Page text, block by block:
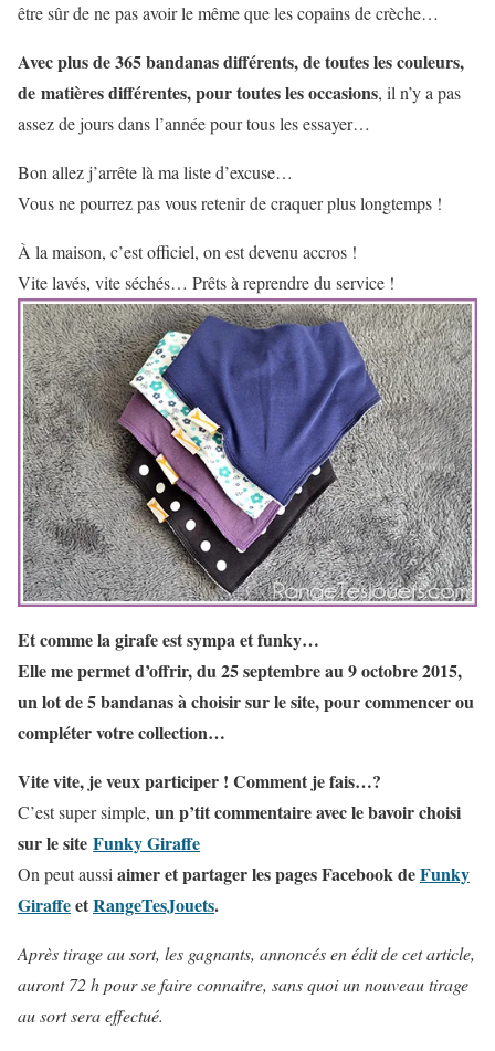
être sûr de ne pas avoir le même que les copains de crèche…
Avec plus de 365 bandanas différents, de toutes les couleurs,
de matières différentes, pour toutes les occasions, il n’y a pas
assez de jours dans l’année pour tous les essayer…
Bon allez j’arrête là ma liste d’excuse…
Vous ne pourrez pas vous retenir de craquer plus longtemps !
À la maison, c’est officiel, on est devenu accros !
Vite lavés, vite séchés… Prêts à reprendre du service !
Et comme la girafe est sympa et funky…
Elle me permet d’offrir, du 25 septembre au 9 octobre 2015,
un lot de 5 bandanas à choisir sur le site, pour commencer ou
compléter votre collection…
Vite vite, je veux participer ! Comment je fais…?
C’est super simple, un p’tit commentaire avec le bavoir choisi
sur le site Funky Giraffe
On peut aussi aimer et partager les pages Facebook deFunky
GiraffeetRangeTesJouets.
Après tirage au sort, les gagnants, annoncés en édit de cet article,
auront 72 h pour se faire connaitre, sans quoi un nouveau tirage
au sort sera effectué.